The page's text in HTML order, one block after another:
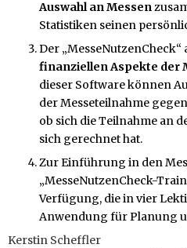
Auswahl an Messen
Statistiken seinen
Der
finanziellen Aspekte der
dieser Software können
der Messeteilnahme
ob sich die Teilnahme an
sich gerechnet hat.
Zur Einführung in den
„MesseNutzenCheck-
Verfügung, die in vier
Anwendung für Planung
Kerstin Scheffler